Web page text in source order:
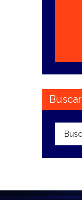
Buscar
Buscar: